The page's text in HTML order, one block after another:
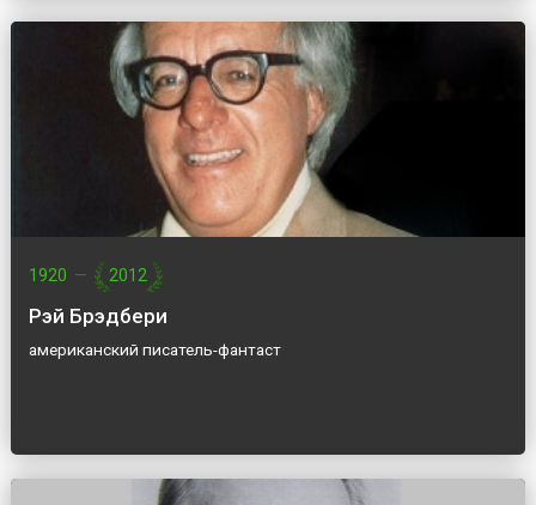
1920 — 2012
Рэй Брэдбери
американский писатель-фантаст